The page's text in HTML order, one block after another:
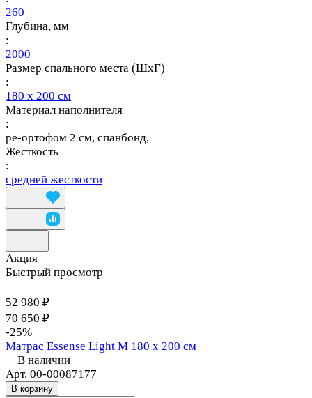
260
Глубина, мм
:
2000
Размер спального места (ШхГ)
:
180 х 200 см
Материал наполнителя
:
ре-ортофом 2 см, спанбонд,
Жесткость
:
средней жесткости
Акция
Быстрый просмотр
52 980 ₽
70 650 ₽
-25%
Матрас Essense Light M 180 х 200 см
В наличии
Арт. 00-00087177
В корзину